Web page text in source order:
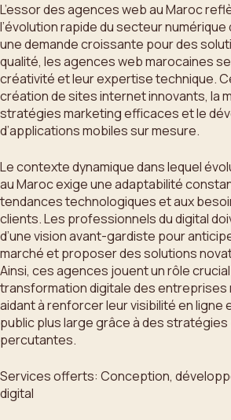
L’essor des agences web au Maroc
l’évolution rapide du secteur numérique
une demande croissante pour des
qualité, les agences web marocaines
créativité et leur expertise technique.
création de sites internet innovants, la
stratégies marketing efficaces et le
d’applications mobiles sur mesure.
Le contexte dynamique dans lequel
au Maroc exige une adaptabilité
tendances technologiques et aux
clients. Les professionnels du digital
d’une vision avant-gardiste pour
marché et proposer des solutions
Ainsi, ces agences jouent un rôle
transformation digitale des entreprises
aidant à renforcer leur visibilité en ligne
public plus large grâce à des
percutantes.
Services offerts: Conception,
digital